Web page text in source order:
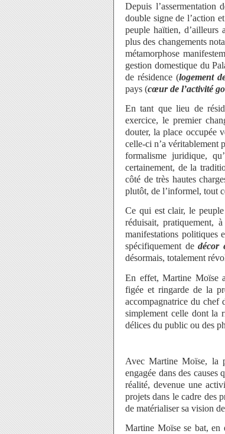
Depuis l’assermentation
double signe de l’action
peuple haïtien, d’ailleurs
plus des changements
métamorphose
gestion domestique du
de résidence (logement
pays (cœur de l’activité
En tant que lieu de
exercice, le premier
douter, la place occupée
celle-ci n’a véritablement
formalisme juridique,
certainement, de la
côté de très hautes
plutôt, de l’informel, tout
Ce qui est clair, le
réduisait, pratiquement,
manifestations politiques
spécifiquement dedécor
désormais, totalement
En effet, Martine Moïse
figée et ringarde de la
accompagnatrice du chef
simplement celle dont la
délices du public ou des
Avec Martine Moïse, la
engagée dans des
réalité, devenue une
projets dans le cadre des
de matérialiser sa vision
Martine Moïse se bat, en